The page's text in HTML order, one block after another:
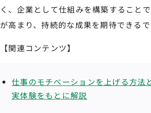
く、企業として仕組みを構築すること
が高まり、持続的な成果を期待できるで
【関連コンテンツ】
仕事のモチベーションを上げる方法
実体験をもとに解説